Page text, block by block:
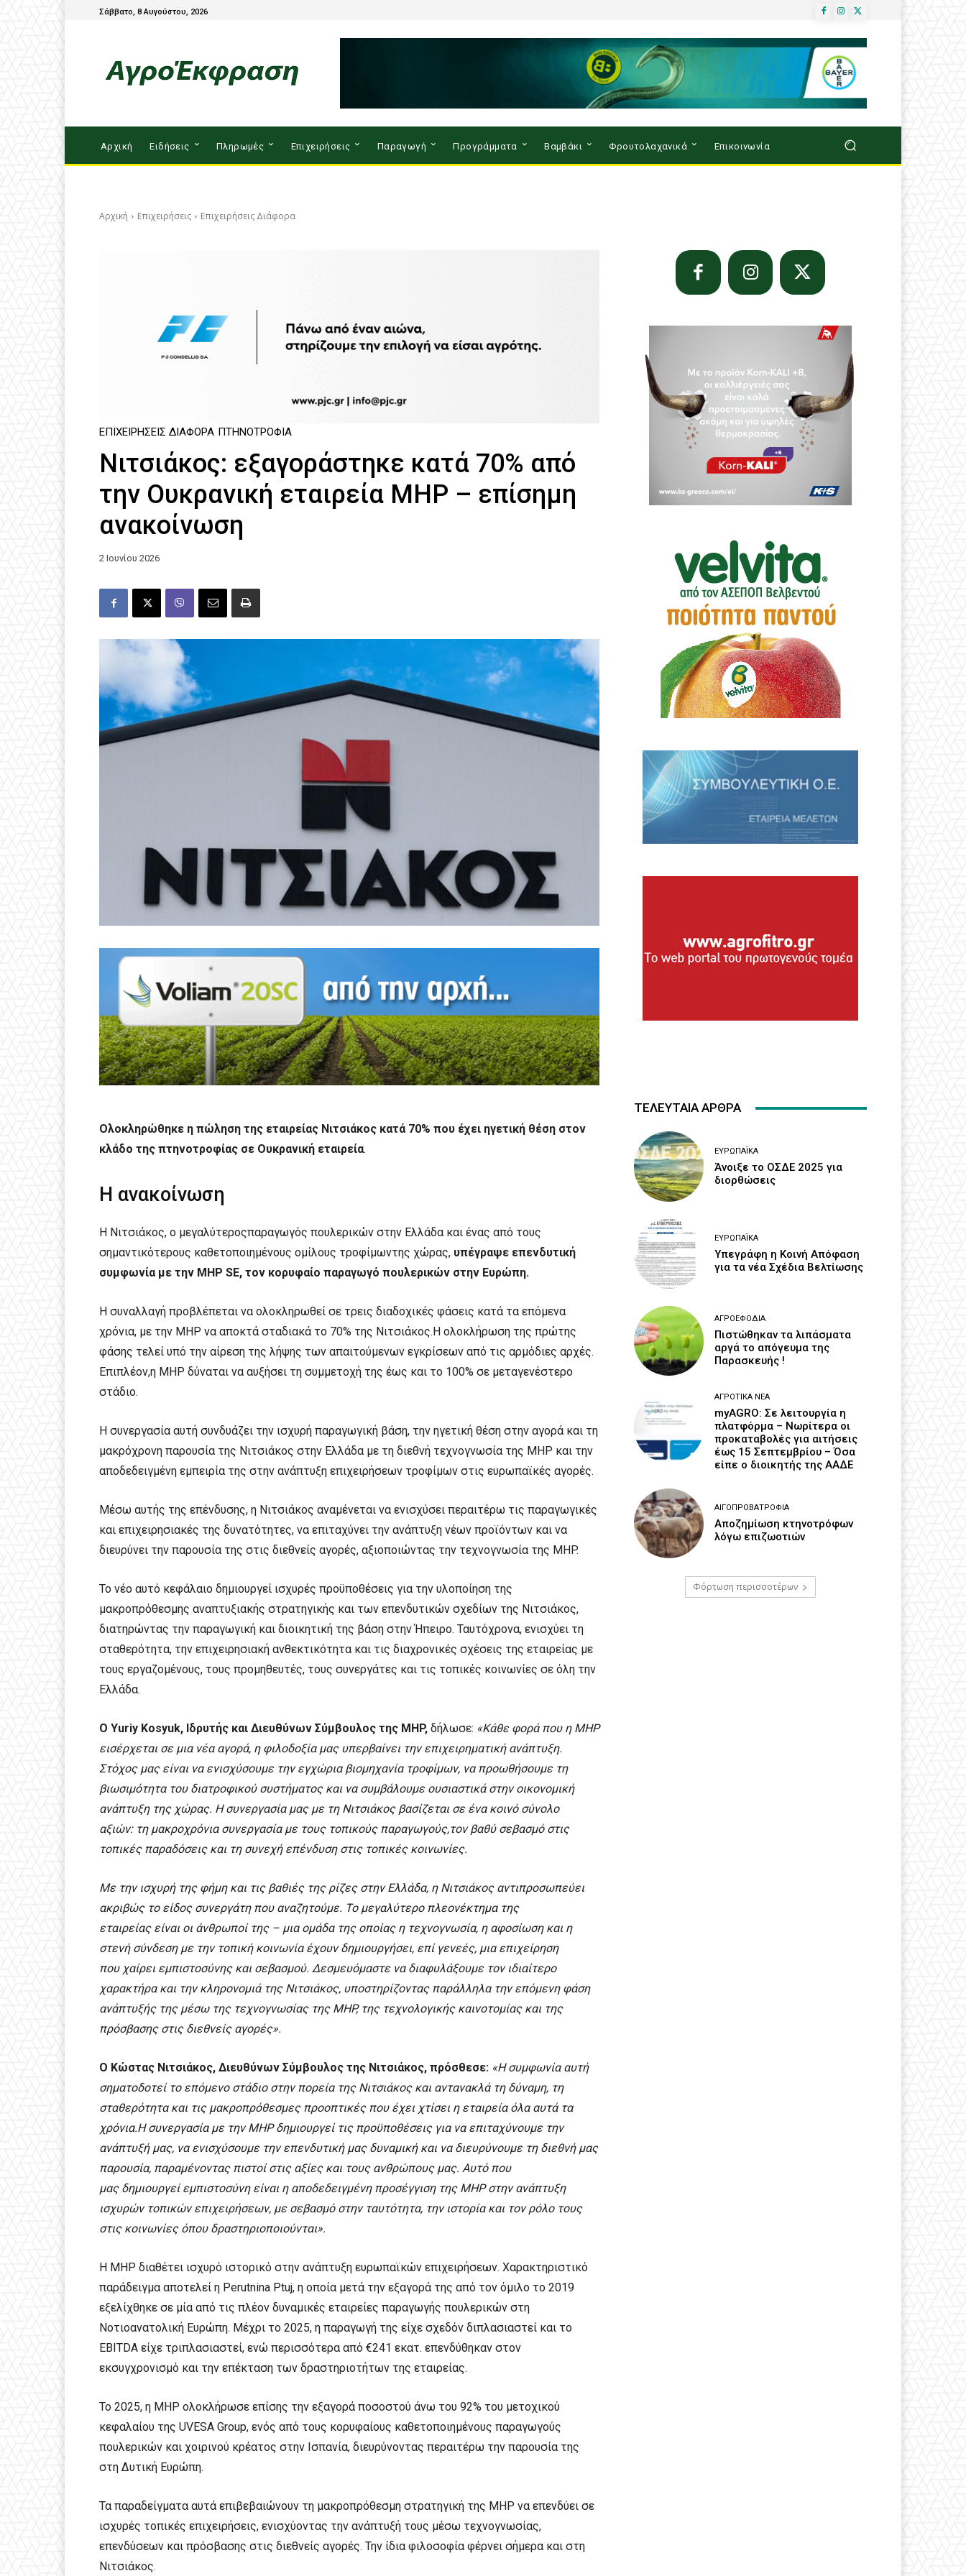
Σάββατο, 8 Αυγούστου, 2026
Αρχική Ειδήσεις Πληρωμές Επιχειρήσεις Παραγωγή Προγράμματα Βαμβάκι Φρουτολαχανικά Επικοινωνία
Αρχική Επιχειρήσεις Επιχειρήσεις Διάφορα
ΕΠΙΧΕΙΡΉΣΕΙΣ ΔΙΆΦΟΡΑ ΠΤΗΝΟΤΡΟΦΊΑ
Νιτσιάκος: εξαγοράστηκε κατά 70% από
την Ουκρανική εταιρεία ΜΗΡ – επίσημη
ανακοίνωση
2 Ιουνίου 2026
Ολοκληρώθηκε η πώληση της εταιρείας Νιτσιάκος κατά 70% που έχει ηγετική θέση στον
κλάδο της πτηνοτροφίας σε Ουκρανική εταιρεία.
Η ανακοίνωση
Η Νιτσιάκος, ο μεγαλύτεροςπαραγωγός πουλερικών στην Ελλάδα και ένας από τους
σημαντικότερους καθετοποιημένους ομίλους τροφίμωντης χώρας, υπέγραψε επενδυτική
συμφωνία με την MHP SE, τον κορυφαίο παραγωγό πουλερικών στην Ευρώπη.
Η συναλλαγή προβλέπεται να ολοκληρωθεί σε τρεις διαδοχικές φάσεις κατά τα επόμενα
χρόνια, με την MHP να αποκτά σταδιακά το 70% της Νιτσιάκος.Η ολοκλήρωση της πρώτης
φάσης τελεί υπό την αίρεση της λήψης των απαιτούμενων εγκρίσεων από τις αρμόδιες αρχές.
Επιπλέον,η MHP δύναται να αυξήσει τη συμμετοχή της έως και το 100% σε μεταγενέστερο
στάδιο.
Η συνεργασία αυτή συνδυάζει την ισχυρή παραγωγική βάση, την ηγετική θέση στην αγορά και τη
μακρόχρονη παρουσία της Νιτσιάκος στην Ελλάδα με τη διεθνή τεχνογνωσία της MHP και την
αποδεδειγμένη εμπειρία της στην ανάπτυξη επιχειρήσεων τροφίμων στις ευρωπαϊκές αγορές.
Μέσω αυτής της επένδυσης, η Νιτσιάκος αναμένεται να ενισχύσει περαιτέρω τις παραγωγικές
και επιχειρησιακές της δυνατότητες, να επιταχύνει την ανάπτυξη νέων προϊόντων και να
διευρύνει την παρουσία της στις διεθνείς αγορές, αξιοποιώντας την τεχνογνωσία της MHP.
Το νέο αυτό κεφάλαιο δημιουργεί ισχυρές προϋποθέσεις για την υλοποίηση της
μακροπρόθεσμης αναπτυξιακής στρατηγικής και των επενδυτικών σχεδίων της Νιτσιάκος,
διατηρώντας την παραγωγική και διοικητική της βάση στην Ήπειρο. Ταυτόχρονα, ενισχύει τη
σταθερότητα, την επιχειρησιακή ανθεκτικότητα και τις διαχρονικές σχέσεις της εταιρείας με
τους εργαζομένους, τους προμηθευτές, τους συνεργάτες και τις τοπικές κοινωνίες σε όλη την
Ελλάδα.
Ο Yuriy Kosyuk, Ιδρυτής και Διευθύνων Σύμβουλος της MHP, δήλωσε: «Κάθε φορά που η MHP
εισέρχεται σε μια νέα αγορά, η φιλοδοξία μας υπερβαίνει την επιχειρηματική ανάπτυξη.
Στόχος μας είναι να ενισχύσουμε την εγχώρια βιομηχανία τροφίμων, να προωθήσουμε τη
βιωσιμότητα του διατροφικού συστήματος και να συμβάλουμε ουσιαστικά στην οικονομική
ανάπτυξη της χώρας. Η συνεργασία μας με τη Νιτσιάκος βασίζεται σε ένα κοινό σύνολο
αξιών: τη μακροχρόνια συνεργασία με τους τοπικούς παραγωγούς,τον βαθύ σεβασμό στις
τοπικές παραδόσεις και τη συνεχή επένδυση στις τοπικές κοινωνίες.
Με την ισχυρή της φήμη και τις βαθιές της ρίζες στην Ελλάδα, η Νιτσιάκος αντιπροσωπεύει
ακριβώς το είδος συνεργάτη που αναζητούμε. Το μεγαλύτερο πλεονέκτημα της
εταιρείας είναι οι άνθρωποί της – μια ομάδα της οποίας η τεχνογνωσία, η αφοσίωση και η
στενή σύνδεση με την τοπική κοινωνία έχουν δημιουργήσει, επί γενεές, μια επιχείρηση
που χαίρει εμπιστοσύνης και σεβασμού. Δεσμευόμαστε να διαφυλάξουμε τον ιδιαίτερο
χαρακτήρα και την κληρονομιά της Νιτσιάκος, υποστηρίζοντας παράλληλα την επόμενη φάση
ανάπτυξής της μέσω της τεχνογνωσίας της MHP, της τεχνολογικής καινοτομίας και της
πρόσβασης στις διεθνείς αγορές».
Ο Κώστας Νιτσιάκος, Διευθύνων Σύμβουλος της Νιτσιάκος, πρόσθεσε: «Η συμφωνία αυτή
σηματοδοτεί το επόμενο στάδιο στην πορεία της Νιτσιάκος και αντανακλά τη δύναμη, τη
σταθερότητα και τις μακροπρόθεσμες προοπτικές που έχει χτίσει η εταιρεία όλα αυτά τα
χρόνια.Η συνεργασία με την MHP δημιουργεί τις προϋποθέσεις για να επιταχύνουμε την
ανάπτυξή μας, να ενισχύσουμε την επενδυτική μας δυναμική και να διευρύνουμε τη διεθνή μας
παρουσία, παραμένοντας πιστοί στις αξίες και τους ανθρώπους μας. Αυτό που
μας δημιουργεί εμπιστοσύνη είναι η αποδεδειγμένη προσέγγιση της MHP στην ανάπτυξη
ισχυρών τοπικών επιχειρήσεων, με σεβασμό στην ταυτότητα, την ιστορία και τον ρόλο τους
στις κοινωνίες όπου δραστηριοποιούνται».
Η MHP διαθέτει ισχυρό ιστορικό στην ανάπτυξη ευρωπαϊκών επιχειρήσεων. Χαρακτηριστικό
παράδειγμα αποτελεί η Perutnina Ptuj, η οποία μετά την εξαγορά της από τον όμιλο το 2019
εξελίχθηκε σε μία από τις πλέον δυναμικές εταιρείες παραγωγής πουλερικών στη
Νοτιοανατολική Ευρώπη. Μέχρι το 2025, η παραγωγή της είχε σχεδόν διπλασιαστεί και το
EBITDA είχε τριπλασιαστεί, ενώ περισσότερα από €241 εκατ. επενδύθηκαν στον
εκσυγχρονισμό και την επέκταση των δραστηριοτήτων της εταιρείας.
Το 2025, η MHP ολοκλήρωσε επίσης την εξαγορά ποσοστού άνω του 92% του μετοχικού
κεφαλαίου της UVESA Group, ενός από τους κορυφαίους καθετοποιημένους παραγωγούς
πουλερικών και χοιρινού κρέατος στην Ισπανία, διευρύνοντας περαιτέρω την παρουσία της
στη Δυτική Ευρώπη.
Τα παραδείγματα αυτά επιβεβαιώνουν τη μακροπρόθεσμη στρατηγική της MHP να επενδύει σε
ισχυρές τοπικές επιχειρήσεις, ενισχύοντας την ανάπτυξή τους μέσω τεχνογνωσίας,
επενδύσεων και πρόσβασης στις διεθνείς αγορές. Την ίδια φιλοσοφία φέρνει σήμερα και στη
Νιτσιάκος.
ΤΕΛΕΥΤΑΙΑ ΑΡΘΡΑ
ΕΥΡΩΠΑΪΚΆ
Άνοιξε το ΟΣΔΕ 2025 για
διορθώσεις
ΕΥΡΩΠΑΪΚΆ
Υπεγράφη η Κοινή Απόφαση
για τα νέα Σχέδια Βελτίωσης
ΑΓΡΟΕΦΌΔΙΑ
Πιστώθηκαν τα λιπάσματα
αργά το απόγευμα της
Παρασκευής !
ΑΓΡΟΤΙΚΆ ΝΈΑ
myAGRO: Σε λειτουργία η
πλατφόρμα – Νωρίτερα οι
προκαταβολές για αιτήσεις
έως 15 Σεπτεμβρίου – Όσα
είπε ο διοικητής της ΑΑΔΕ
ΑΙΓΟΠΡΟΒΑΤΡΟΦΊΑ
Αποζημίωση κτηνοτρόφων
λόγω επιζωοτιών
Φόρτωση περισσοτέρων